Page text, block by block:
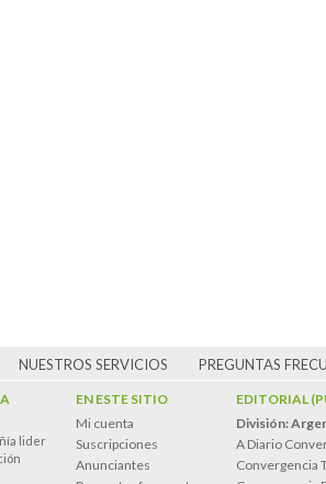
NUESTROS SERVICIOS PREGUNTAS
lider
EN ESTE SITIO
Mi cuenta
Suscripciones
Anunciantes
EDITORIAL
División:
A Diario
Convergencia